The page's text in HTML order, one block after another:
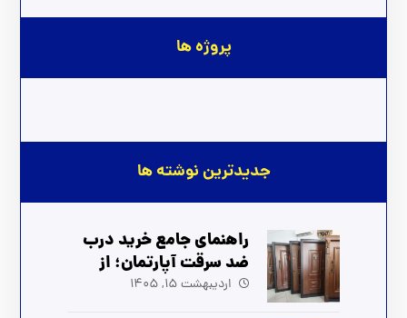
پروژه ها
جدیدترین نوشته ها
راهنمای جامع خرید درب
ضد سرقت آپارتمان؛ از
انتخاب تا نصب (آپدیت
اردیبهشت 15, 1405